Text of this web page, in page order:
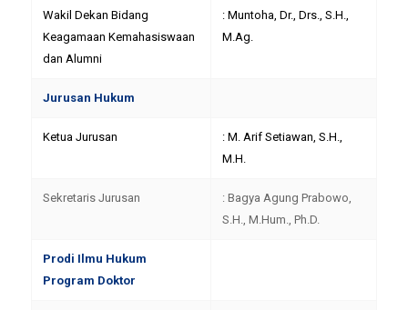
Wakil Dekan Bidang
Keagamaan Kemahasiswaan
dan Alumni
: Muntoha, Dr., Drs., S.H.,
M.Ag.
Jurusan Hukum
Ketua Jurusan
: M. Arif Setiawan, S.H.,
M.H.
Sekretaris Jurusan
: Bagya Agung Prabowo,
S.H., M.Hum., Ph.D.
Prodi Ilmu Hukum
Program Doktor